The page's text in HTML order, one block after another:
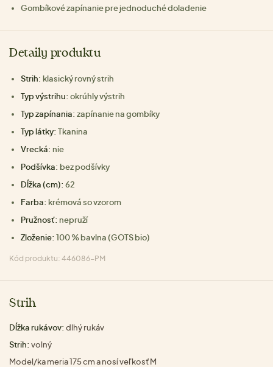
Gombíkové zapínanie pre jednoduché doladenie
Detaily produktu
Strih: klasický rovný strih
Typ výstrihu: okrúhly výstrih
Typ zapínania: zapínanie na gombíky
Typ látky: Tkanina
Vrecká: nie
Podšívka: bez podšívky
Dĺžka (cm): 62
Farba: krémová so vzorom
Pružnosť: nepruží
Zloženie: 100 % bavlna (GOTS bio)
Kód produktu: 446086-PM
Strih
Dĺžka rukávov: dlhý rukáv
Strih: volný
Model/ka meria 175 cm a nosí veľkosť M